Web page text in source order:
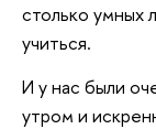
столько умных
учиться.
И у нас были
утром и